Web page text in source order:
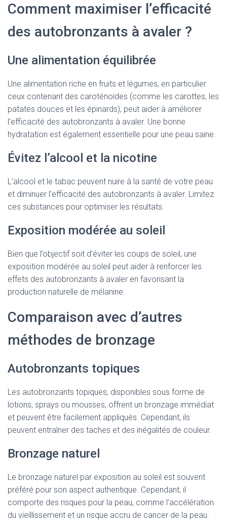
Comment maximiser l’efficacité
des autobronzants à avaler ?
Une alimentation équilibrée
Une alimentation riche en fruits et légumes, en particulier
ceux contenant des caroténoïdes (comme les carottes, les
patates douces et les épinards), peut aider à améliorer
l’efficacité des autobronzants à avaler. Une bonne
hydratation est également essentielle pour une peau saine.
Évitez l’alcool et la nicotine
L’alcool et le tabac peuvent nuire à la santé de votre peau
et diminuer l’efficacité des autobronzants à avaler. Limitez
ces substances pour optimiser les résultats.
Exposition modérée au soleil
Bien que l’objectif soit d’éviter les coups de soleil, une
exposition modérée au soleil peut aider à renforcer les
effets des autobronzants à avaler en favorisant la
production naturelle de mélanine.
Comparaison avec d’autres
méthodes de bronzage
Autobronzants topiques
Les autobronzants topiques, disponibles sous forme de
lotions, sprays ou mousses, offrent un bronzage immédiat
et peuvent être facilement appliqués. Cependant, ils
peuvent entraîner des taches et des inégalités de couleur.
Bronzage naturel
Le bronzage naturel par exposition au soleil est souvent
préféré pour son aspect authentique. Cependant, il
comporte des risques pour la peau, comme l’accélération
du vieillissement et un risque accru de cancer de la peau.